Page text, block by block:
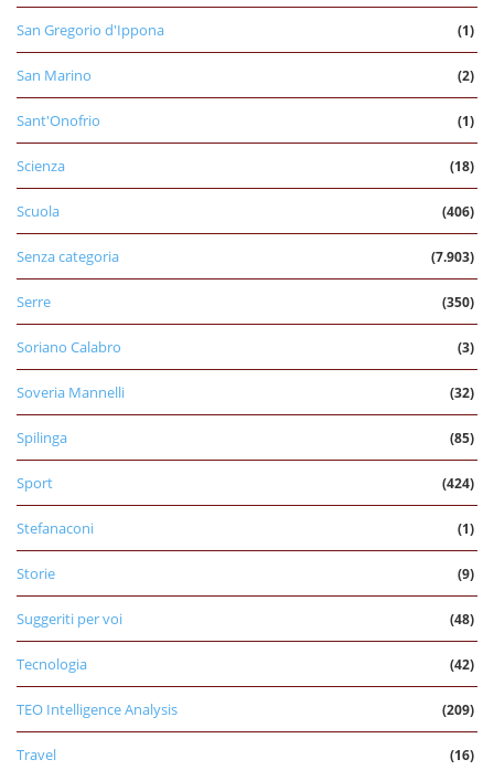
San Gregorio d'Ippona (1)
San Marino (2)
Sant'Onofrio (1)
Scienza (18)
Scuola (406)
Senza categoria (7.903)
Serre (350)
Soriano Calabro (3)
Soveria Mannelli (32)
Spilinga (85)
Sport (424)
Stefanaconi (1)
Storie (9)
Suggeriti per voi (48)
Tecnologia (42)
TEO Intelligence Analysis (209)
Travel (16)